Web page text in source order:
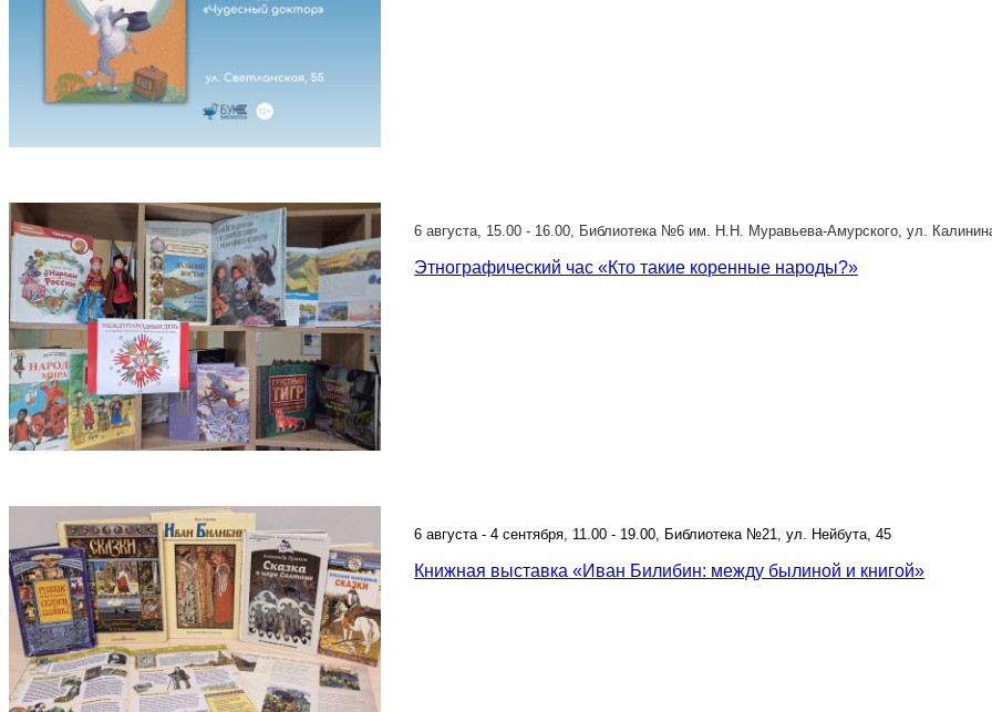
6 августа, 15.00 - 16.00, Библиотека №6 им. Н.Н. Муравьева-Амурского, ул.
Этнографический час «Кто такие коренные народы?»
6 августа - 4 сентября, 11.00 - 19.00, Библиотека №21, ул. Нейбута, 45
Книжная выставка «Иван Билибин: между былиной и книгой»